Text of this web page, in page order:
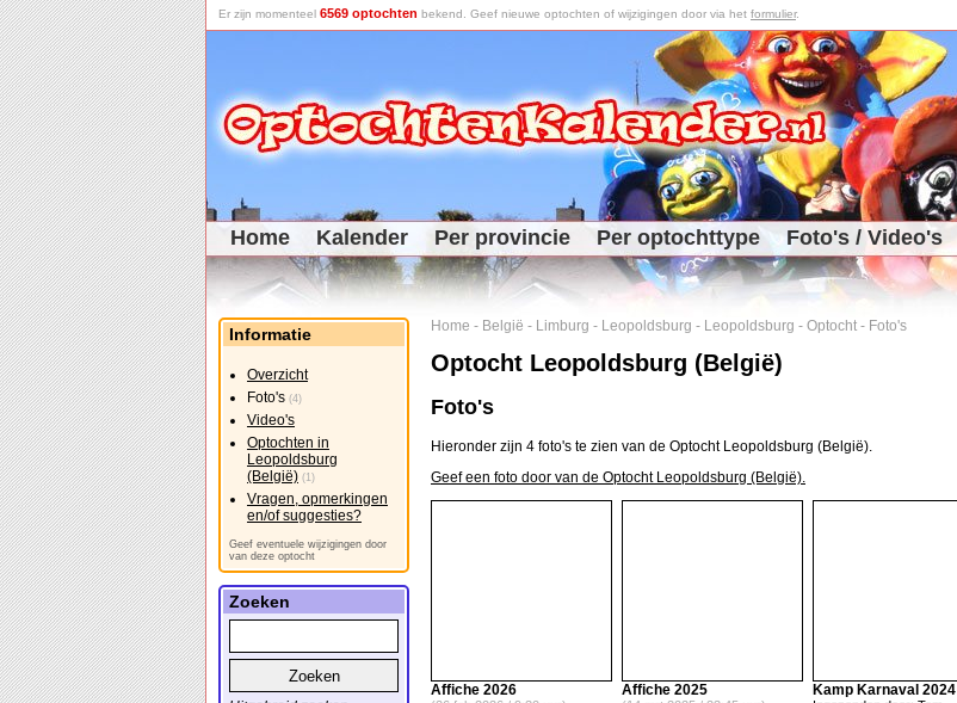
Er zijn momenteel 6569 optochten bekend. Geef nieuwe optochten of wijzigingen door via het formulier.
Home Kalender Per provincie Per optochttype Foto's / Video's
Home - België - Limburg - Leopoldsburg - Leopoldsburg - Optocht - Foto's
Optocht Leopoldsburg (België)
Foto's
Hieronder zijn 4 foto's te zien van de Optocht Leopoldsburg (België).
Geef een foto door van de Optocht Leopoldsburg (België).
Affiche 2026 Affiche 2025 Kamp Karnaval 2024
Informatie
Overzicht
Foto's (4)
Video's
Optochten in
Leopoldsburg
(België) (1)
Vragen, opmerkingen
en/of suggesties?
Geef eventuele wijzigingen door
van deze optocht
Zoeken